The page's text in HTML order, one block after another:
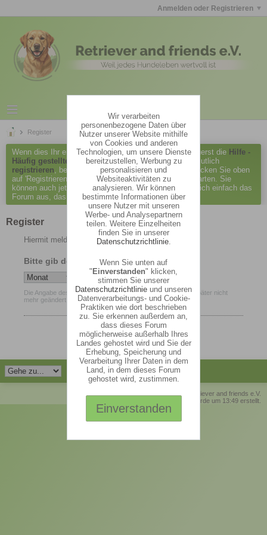
Anmelden oder Registrieren
Register
Wenn dies Ihr erster Besuch hier ist, lesen Sie bitte zuerst die Hilfe -
Häufig gestellte Fragendurch. Sie müssen sich vermutlich
registrieren, bevor Sie Beiträge verfassen können. Klicken Sie oben
auf 'Registrieren', um den Registrierungsprozess zu starten. Sie
können auch jetzt schon Beiträge lesen. Suchen Sie sich einfach das
Forum aus, das Sie am meisten interessiert.
Register
Hiermit meldest du dich im Forum an.
Bitte gib dein Geburtsdatum ein.
Die Angabe des Geburtsdatums ist verpflichtend und kann später nicht
mehr geändert werden.
© Retriever and friends e.V.
Die Seite wurde um 13:49 erstellt.
Wir verarbeiten
personenbezogene Daten über
Nutzer unserer Website mithilfe
von Cookies und anderen
Technologien, um unsere Dienste
bereitzustellen, Werbung zu
personalisieren und
Websiteaktivitäten zu
analysieren. Wir können
bestimmte Informationen über
unsere Nutzer mit unseren
Werbe- und Analysepartnern
teilen. Weitere Einzelheiten
finden Sie in unserer
Datenschutzrichtlinie.
Wenn Sie unten auf
"Einverstanden" klicken,
stimmen Sie unserer
Datenschutzrichtlinie und unseren
Datenverarbeitungs- und Cookie-
Praktiken wie dort beschrieben
zu. Sie erkennen außerdem an,
dass dieses Forum
möglicherweise außerhalb Ihres
Landes gehostet wird und Sie der
Erhebung, Speicherung und
Verarbeitung Ihrer Daten in dem
Land, in dem dieses Forum
gehostet wird, zustimmen.
Einverstanden